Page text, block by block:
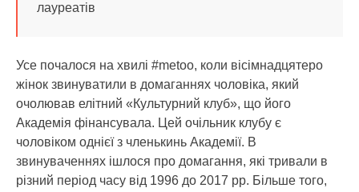
лауреатів
Усе почалося на хвилі #metoo, коли вісімнадцятеро
жінок звинуватили в домаганнях чоловіка, який
очолював елітний «Культурний клуб», що його
Академія фінансувала. Цей очільник клубу є
чоловіком однієї з членькинь Академії. В
звинуваченнях ішлося про домагання, які тривали в
різний період часу від 1996 до 2017 рр. Більше того,